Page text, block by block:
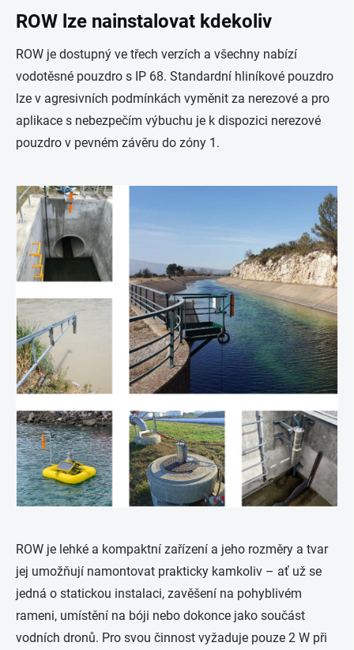
ROW lze nainstalovat kdekoliv
ROW je dostupný ve třech verzích a všechny nabízí
vodotěsné pouzdro s IP 68. Standardní hliníkové pouzdro
lze v agresivních podmínkách vyměnit za nerezové a pro
aplikace s nebezpečím výbuchu je k dispozici nerezové
pouzdro v pevném závěru do zóny 1.
ROW je lehké a kompaktní zařízení a jeho rozměry a tvar
jej umožňují namontovat prakticky kamkoliv – ať už se
jedná o statickou instalaci, zavěšení na pohyblivém
rameni, umístění na bóji nebo dokonce jako součást
vodních dronů. Pro svou činnost vyžaduje pouze 2 W při